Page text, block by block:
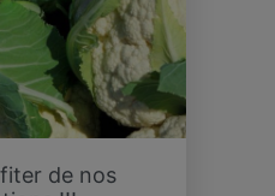
de nos